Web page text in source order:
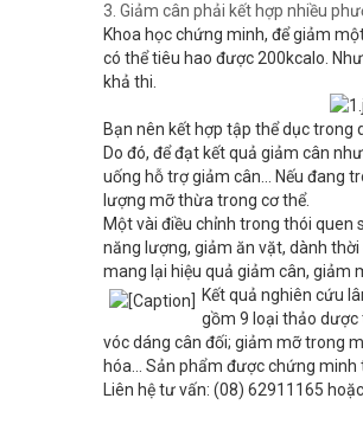
3. Giảm cân phải kết hợp nhiều
Khoa học chứng minh, để giảm
có thể tiêu hao được 200kcalo.
khả thi.
Bạn nên kết hợp tập thể dục trong
Do đó, để đạt kết quả giảm cân
uống hỗ trợ giảm cân… Nếu đang
lượng mỡ thừa trong cơ thể.
Một vài điều chỉnh trong thói
năng lượng, giảm ăn vặt, dành
mang lại hiệu quả giảm cân, giảm
Kết quả nghiên cứu
gồm 9 loại thảo dược
vóc dáng cân đối; giảm mỡ trong
hóa... Sản phẩm được chứng
Liên hệ tư vấn: (08) 62911165